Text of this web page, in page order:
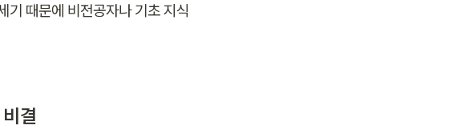
기 때문에 비전공자나 기초 지식
결